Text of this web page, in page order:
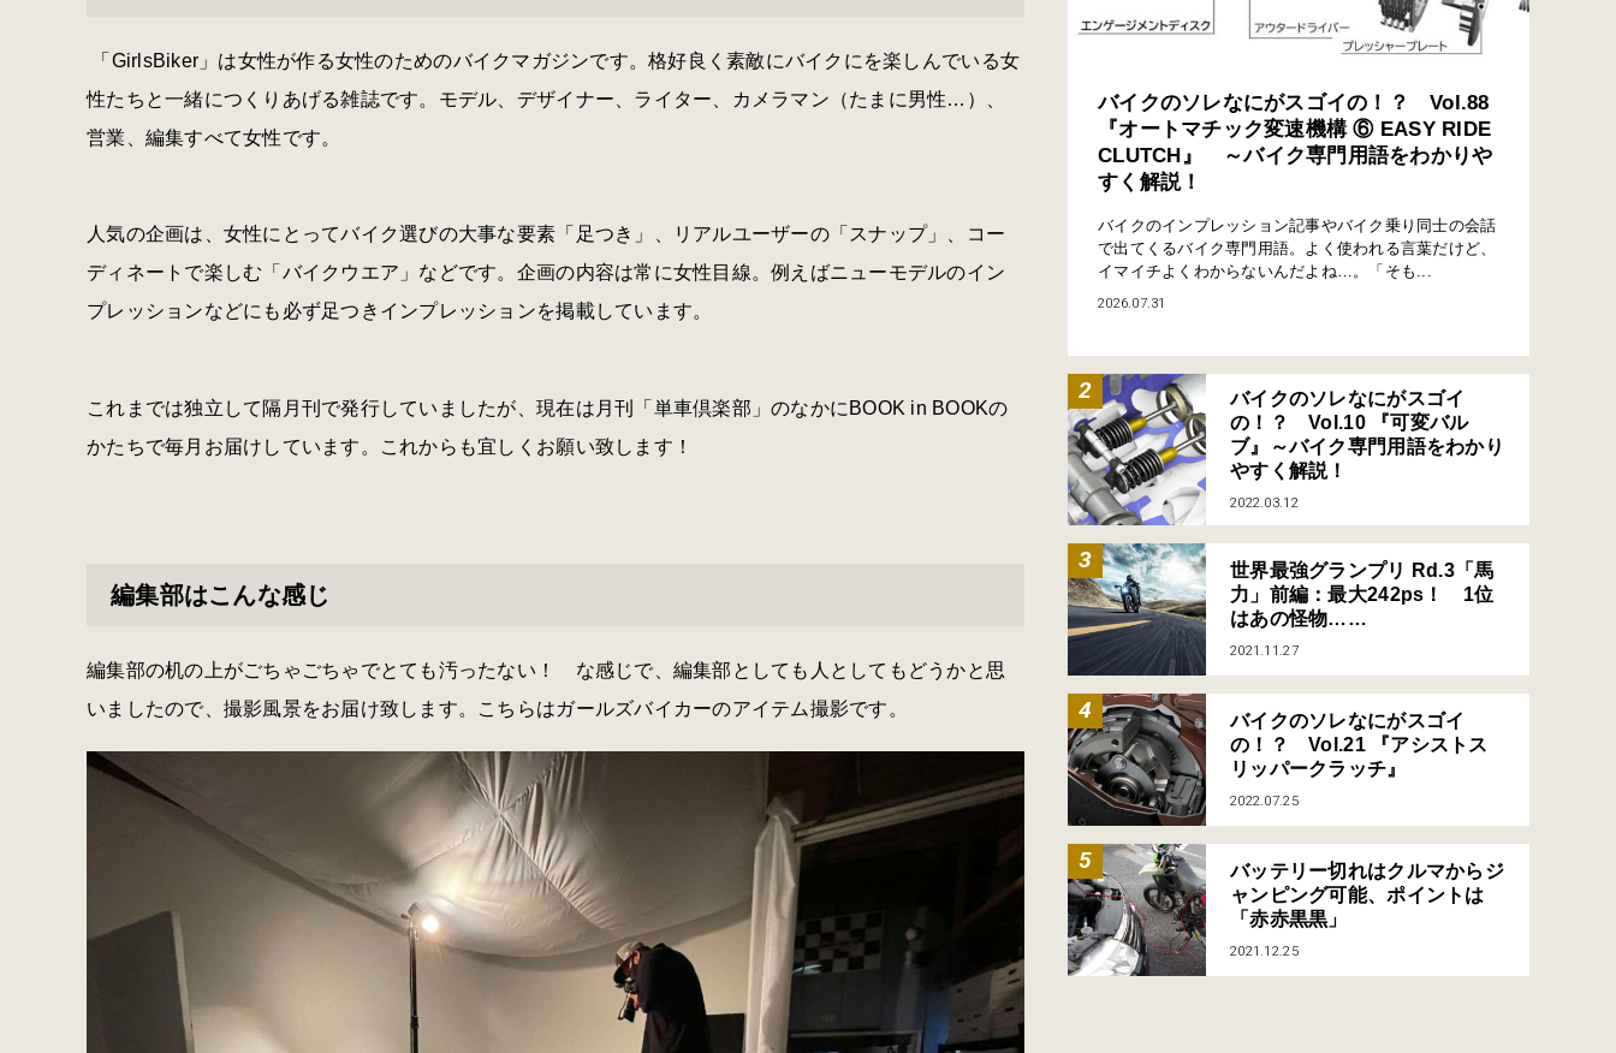
「GirlsBiker」は女性が作る女性のためのバイクマガジンです。格好良く素敵にバイクにを楽しんでいる女
性たちと一緒につくりあげる雑誌です。モデル、デザイナー、ライター、カメラマン（たまに男性…）、
営業、編集すべて女性です。
人気の企画は、女性にとってバイク選びの大事な要素「足つき」、リアルユーザーの「スナップ」、コー
ディネートで楽しむ「バイクウエア」などです。企画の内容は常に女性目線。例えばニューモデルのイン
プレッションなどにも必ず足つきインプレッションを掲載しています。
これまでは独立して隔月刊で発行していましたが、現在は月刊「単車倶楽部」のなかにBOOK in BOOKの
かたちで毎月お届けしています。これからも宜しくお願い致します！
編集部はこんな感じ
編集部の机の上がごちゃごちゃでとても汚ったない！ な感じで、編集部としても人としてもどうかと思
いましたので、撮影風景をお届け致します。こちらはガールズバイカーのアイテム撮影です。
バイクのソレなにがスゴイの！？ Vol.88
『オートマチック変速機構 ⑥ EASY RIDE
CLUTCH』 ～バイク専門用語をわかりや
すく解説！
バイクのインプレッション記事やバイク乗り同士の会話
で出てくるバイク専門用語。よく使われる言葉だけど、
イマイチよくわからないんだよね…。「そも...
2026.07.31
バイクのソレなにがスゴイ
の！？ Vol.10 『可変バル
ブ』～バイク専門用語をわかり
やすく解説！
2022.03.12
世界最強グランプリ Rd.3「馬
力」前編：最大242ps！ 1位
はあの怪物……
2021.11.27
バイクのソレなにがスゴイ
の！？ Vol.21 『アシストス
リッパークラッチ』
2022.07.25
バッテリー切れはクルマからジ
ャンピング可能、ポイントは
「赤赤黒黒」
2021.12.25